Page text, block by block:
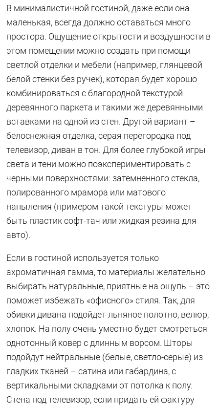
В минималистичной гостиной, даже если она
маленькая, всегда должно оставаться много
простора. Ощущение открытости и воздушности в
этом помещении можно создать при помощи
светлой отделки и мебели (например, глянцевой
белой стенки без ручек), которая будет хорошо
комбинироваться с благородной текстурой
деревянного паркета и такими же деревянными
вставками на одной из стен. Другой вариант –
белоснежная отделка, серая перегородка под
телевизор, диван в тон. Для более глубокой игры
света и тени можно поэкспериментировать с
черными поверхностями: затемненного стекла,
полированного мрамора или матового
напыления (примером такой текстуры может
быть пластик софт-тач или жидкая резина для
авто).
Если в гостиной используется только
ахроматичная гамма, то материалы желательно
выбирать натуральные, приятные на ощупь – это
поможет избежать «офисного» стиля. Так, для
обивки дивана подойдет льняное полотно, велюр,
хлопок. На полу очень уместно будет смотреться
однотонный ковер с длинным ворсом. Шторы
подойдут нейтральные (белые, светло-серые) из
гладких тканей – сатина или габардина, с
вертикальными складками от потолка к полу.
Стена под телевизор, если придать ей фактуру